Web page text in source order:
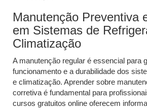
Manutenção Preventiva
em Sistemas de
Climatização
A manutenção regular é essencial para
funcionamento e a durabilidade dos
e climatização. Aprender sobre
corretiva é fundamental para
cursos gratuitos online oferecem